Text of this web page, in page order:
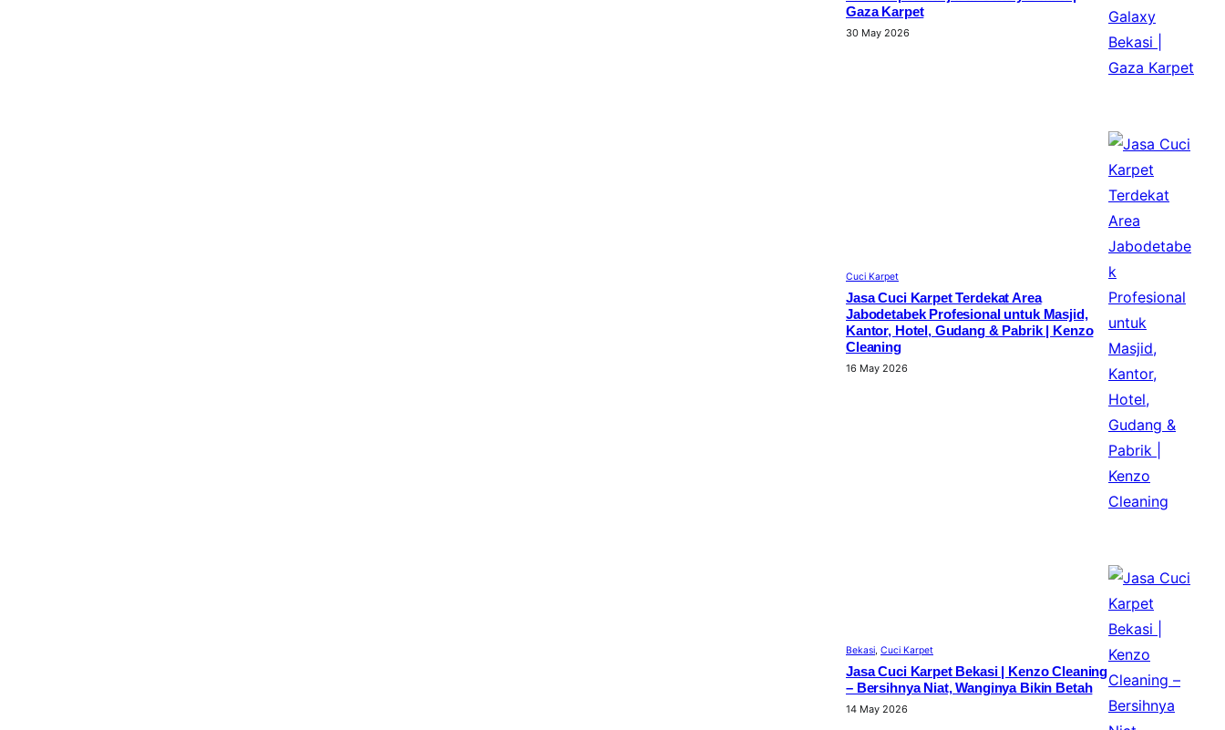
Gaza Karpet
30 May 2026
Cuci Karpet
Jasa Cuci Karpet Terdekat Area
Jabodetabek Profesional untuk Masjid,
Kantor, Hotel, Gudang & Pabrik | Kenzo
Cleaning
16 May 2026
Bekasi, Cuci Karpet
Jasa Cuci Karpet Bekasi | Kenzo Cleaning
– Bersihnya Niat, Wanginya Bikin Betah
14 May 2026